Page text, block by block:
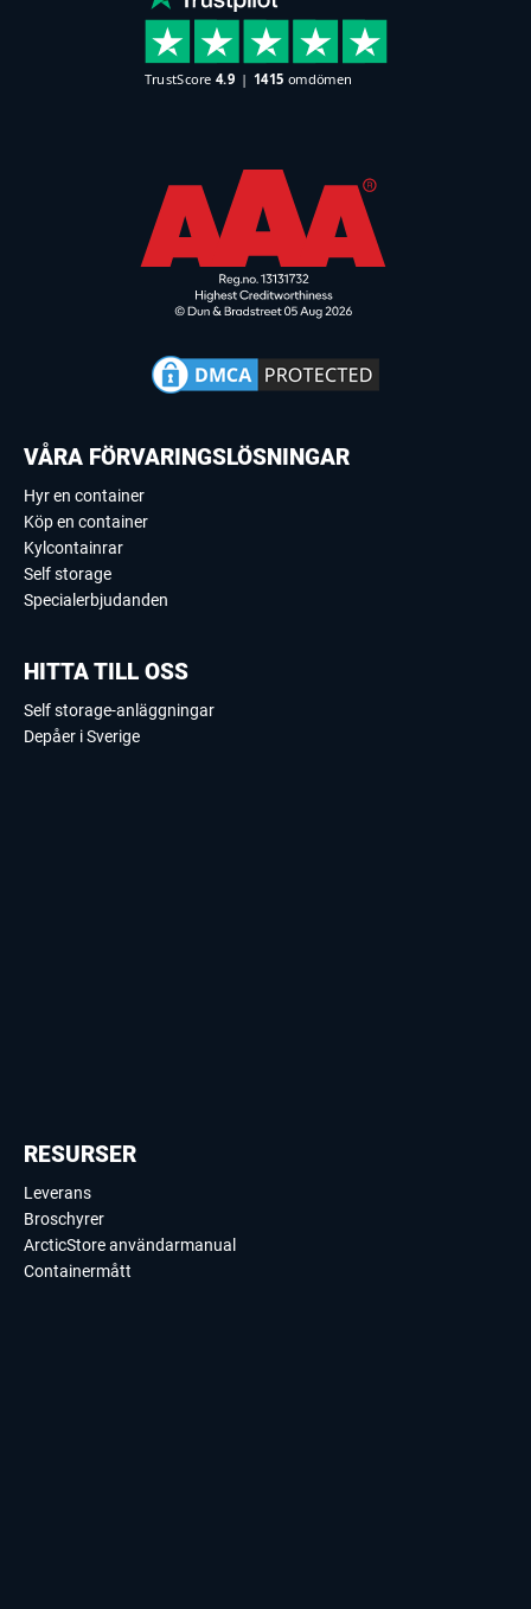
VÅRA FÖRVARINGSLÖSNINGAR
Hyr en container
Köp en container
Kylcontainrar
Self storage
Specialerbjudanden
HITTA TILL OSS
Self storage-anläggningar
Depåer i Sverige
RESURSER
Leverans
Broschyrer
ArcticStore användarmanual
Containermått